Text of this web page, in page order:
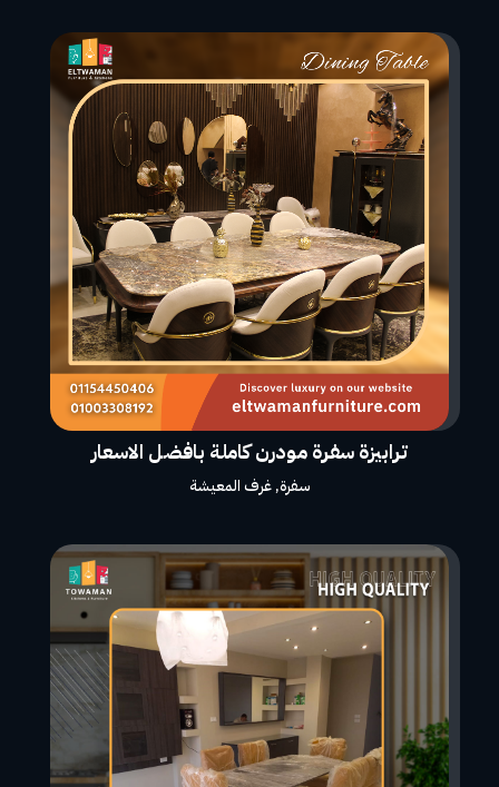
ترابيزة سفرة مودرن كاملة بافضل الاسعار
سفرة,غرف المعيشة